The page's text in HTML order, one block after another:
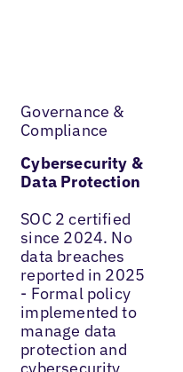
Governance &
Compliance
Cybersecurity &
Data Protection
SOC 2 certified
since 2024. No
data breaches
reported in 2025
- Formal policy
implemented to
manage data
protection and